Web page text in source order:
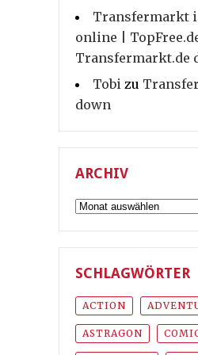
Transfermarkt
online |
Transfermarkt.de
Tobi zu
down
ARCHIV
Archiv
SCHLAGWÖRTER
ACTION
ASTRAGON